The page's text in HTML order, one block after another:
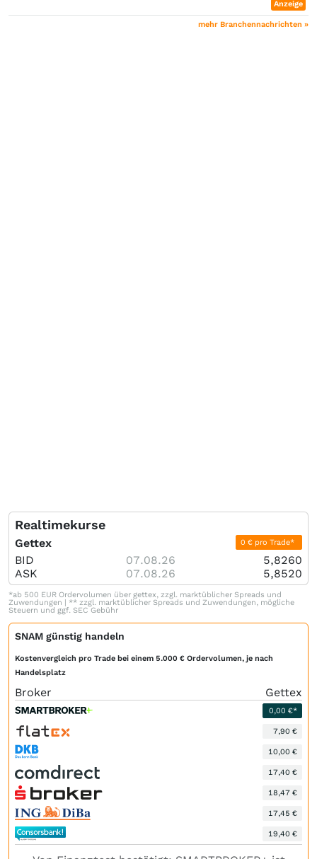
Anzeige
mehr Branchennachrichten »
Realtimekurse
Gettex 0 € pro Trade*
BID 07.08.26
5,8260
ASK
07.08.26 5,8520
*ab 500 EUR Ordervolumen über gettex, zzgl. marktüblicher Spreads und
Zuwendungen | ** zzgl. marktüblicher Spreads und Zuwendungen, mögliche
Steuern und ggf. SEC Gebühr
SNAM günstig handeln
Kostenvergleich pro Trade bei einem 5.000 € Ordervolumen, je nach
Handelsplatz
Broker Gettex
0,00 €*
7,90 €
10,00 €
17,40 €
18,47 €
17,45 €
19,40 €